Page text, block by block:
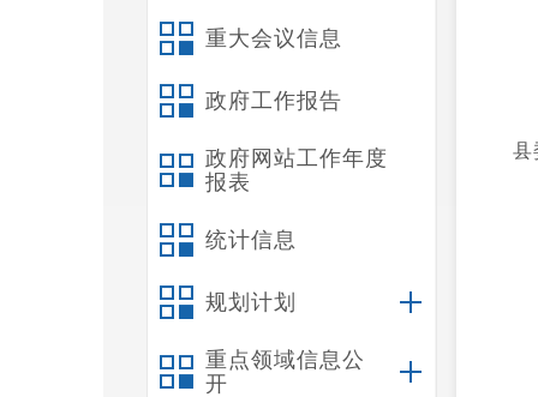
重大会议信息
政府工作报告
政府网站工作年度
报表
统计信息
规划计划
重点领域信息公
开
县